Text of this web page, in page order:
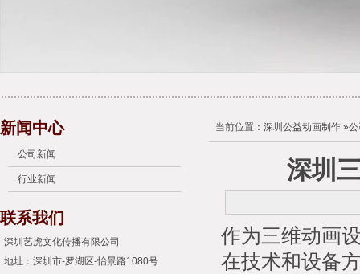
新闻中心
公司新闻
行业新闻
联系我们
深圳艺虎文化传播有限公司
地址：深圳市-罗湖区-怡景路1080号
当前位置： 深圳公益动画制作 »
深圳
作为三维动画
在技术和设备